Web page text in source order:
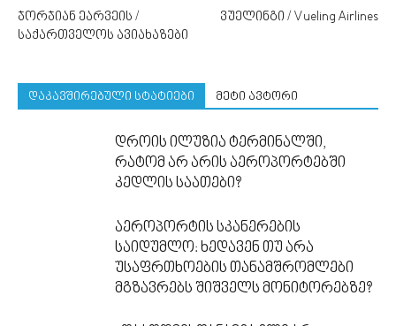
ჯორჯიან ეარვეის /
საქართველოს ავიახაზები
ვუელინგი / Vueling Airlines
დაკავშირებული სტატიები მეტი ავტორი
დროის ილუზია ტერმინალში,
რატომ არ არის აეროპორტებში
კედლის საათები?
აეროპორტის სკანერების
საიდუმლო: ხედავენ თუ არა
უსაფრთხოების თანამშრომლები
მგზავრებს შიშველს მონიტორებზე?